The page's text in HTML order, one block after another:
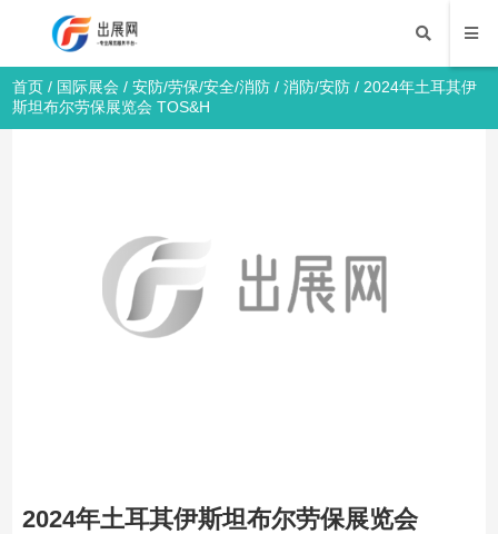
首页 / 国际展会 /安防/劳保/安全/消防 /消防/安防 / 2024年土耳其伊
斯坦布尔劳保展览会 TOS&H
2024年土耳其伊斯坦布尔劳保展览会